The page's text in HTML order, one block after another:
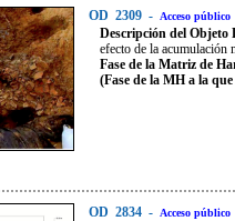
OD 2309 - Acceso público
Descripción del
efecto de la acumulación
Fase de la Matriz de
(Fase de la MH a la
OD 2834 - Acceso público